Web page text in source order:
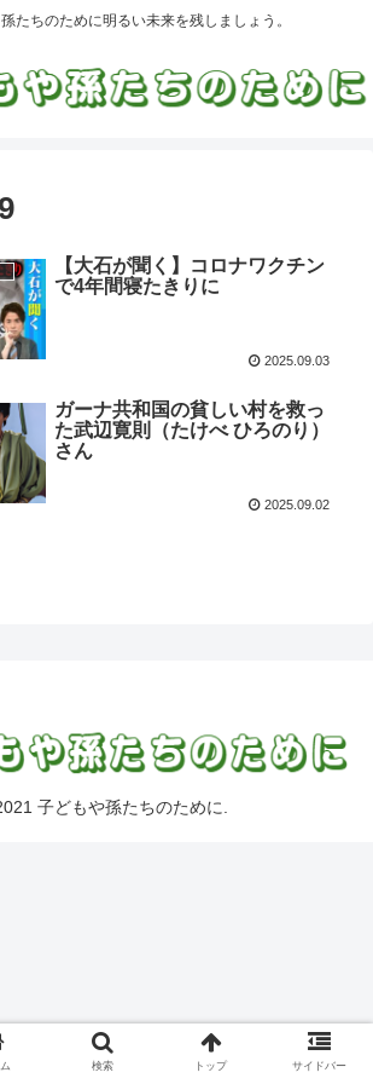
たちのために明るい未来を残しましょう。
【大石が聞く】コロナワクチン
で4年間寝たきりに
2025.09.03
ガーナ共和国の貧しい村を救っ
た武辺寛則（たけべ ひろのり）
さん
2025.09.02
子どもや孫たちのために.
検索 トップ サイドバー